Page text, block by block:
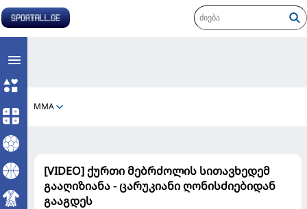
MMA
[VIDEO] ქურთი მებრძოლის სითავხედემ
გააღიზიანა - ცარუკიანი ღონისძიებიდან
გააგდეს